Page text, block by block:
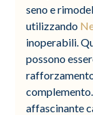
seno e
utilizzando
inoperabili.
possono
affascinante